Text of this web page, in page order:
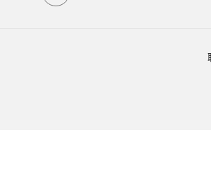
病毒、逆转录病毒等病毒感染助力。扩展应
对极难感染细胞（如 T 细胞、原代造血干细